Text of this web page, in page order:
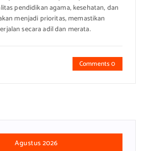
pendidikan agama, kesehatan, dan
menjadi prioritas, memastikan
secara adil dan merata.
Comments 0
Agustus 2026